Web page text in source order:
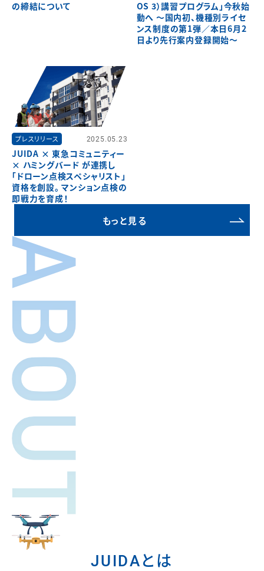
の締結について
OS 3）講習プログラム」今秋始
動へ ～国内初、機種別ライセ
ンス制度の第1弾／本日6月2
日より先行案内登録開始～
プレスリリース 2025.05.23
JUIDA × 東急コミュニティー
× ハミングバード が連携し
「ドローン点検スペシャリスト」
資格を創設。 マンション点検の
即戦力を育成！
もっと見る
JUIDAとは